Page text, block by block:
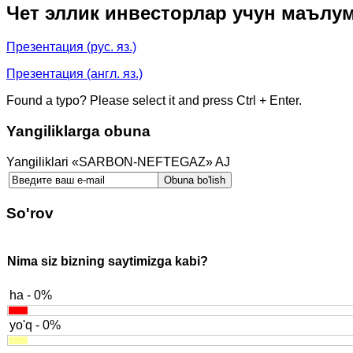
Чет эллик инвесторлар учун
Презентация (рус. яз.)
Презентация (англ. яз.)
Found a typo? Please select it and press Ctrl + Enter.
Yangiliklarga obuna
Yangiliklari «SARBON-NEFTEGAZ» AJ
So'rov
Nima siz bizning saytimizga kabi?
ha - 0%
yo'q - 0%